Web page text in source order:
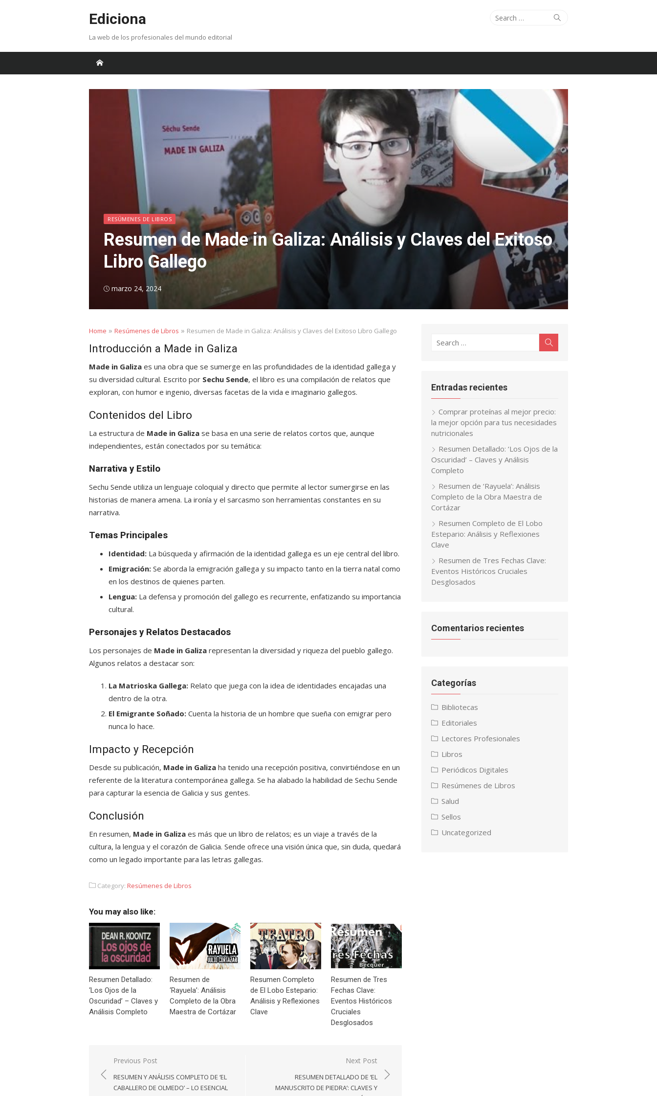
Ediciona
La web de los profesionales del mundo editorial
Search
Search
RESÚMENES DE LIBROS
Resumen de Made in Galiza: Análisis y Claves del Exitoso
Libro Gallego
Posted
marzo 24, 2024
Home » Resúmenes de Libros » Resumen de Made in Galiza: Análisis y Claves del Exitoso Libro Gallego
Introducción a Made in Galiza
Made in Galiza es una obra que se sumerge en las profundidades de la identidad gallega y
su diversidad cultural. Escrito por Sechu Sende, el libro es una compilación de relatos que
exploran, con humor e ingenio, diversas facetas de la vida e imaginario gallegos.
Contenidos del Libro
La estructura de Made in Galiza se basa en una serie de relatos cortos que, aunque
independientes, están conectados por su temática:
Narrativa y Estilo
Sechu Sende utiliza un lenguaje coloquial y directo que permite al lector sumergirse en las
historias de manera amena. La ironía y el sarcasmo son herramientas constantes en su
narrativa.
Temas Principales
Identidad: La búsqueda y afirmación de la identidad gallega es un eje central del libro.
Emigración: Se aborda la emigración gallega y su impacto tanto en la tierra natal como
en los destinos de quienes parten.
Lengua: La defensa y promoción del gallego es recurrente, enfatizando su importancia
cultural.
Personajes y Relatos Destacados
Los personajes de Made in Galiza representan la diversidad y riqueza del pueblo gallego.
Algunos relatos a destacar son:
La Matrioska Gallega: Relato que juega con la idea de identidades encajadas una
dentro de la otra.
El Emigrante Soñado: Cuenta la historia de un hombre que sueña con emigrar pero
nunca lo hace.
Impacto y Recepción
Desde su publicación, Made in Galiza ha tenido una recepción positiva, convirtiéndose en un
referente de la literatura contemporánea gallega. Se ha alabado la habilidad de Sechu Sende
para capturar la esencia de Galicia y sus gentes.
Conclusión
En resumen, Made in Galiza es más que un libro de relatos; es un viaje a través de la
cultura, la lengua y el corazón de Galicia. Sende ofrece una visión única que, sin duda, quedará
como un legado importante para las letras gallegas.
Category: Resúmenes de Libros
You may also like:
Resumen Detallado:
‘Los Ojos de la
Oscuridad’ – Claves y
Análisis Completo
Resumen de
‘Rayuela’: Análisis
Completo de la Obra
Maestra de Cortázar
Resumen Completo
de El Lobo Estepario:
Análisis y Reflexiones
Clave
Resumen de Tres
Fechas Clave:
Eventos Históricos
Cruciales
Desglosados
Navegación
de
entradas
Previous Post
RESUMEN Y ANÁLISIS COMPLETO DE ‘EL
CABALLERO DE OLMEDO’ – LO ESENCIAL
Next Post
RESUMEN DETALLADO DE ‘EL
MANUSCRITO DE PIEDRA’: CLAVES Y
Search
Entradas recientes
Comprar proteínas al mejor precio:
la mejor opción para tus necesidades
nutricionales
Resumen Detallado: ‘Los Ojos de la
Oscuridad’ – Claves y Análisis
Completo
Resumen de ‘Rayuela’: Análisis
Completo de la Obra Maestra de
Cortázar
Resumen Completo de El Lobo
Estepario: Análisis y Reflexiones
Clave
Resumen de Tres Fechas Clave:
Eventos Históricos Cruciales
Desglosados
Comentarios recientes
Categorías
Bibliotecas
Editoriales
Lectores Profesionales
Libros
Periódicos Digitales
Resúmenes de Libros
Salud
Sellos
Uncategorized